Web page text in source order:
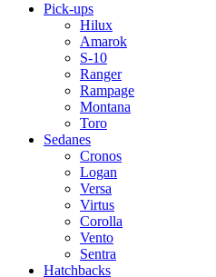
Pick-ups
Hilux
Amarok
S-10
Ranger
Rampage
Montana
Toro
Sedanes
Cronos
Logan
Versa
Virtus
Corolla
Vento
Sentra
Hatchbacks